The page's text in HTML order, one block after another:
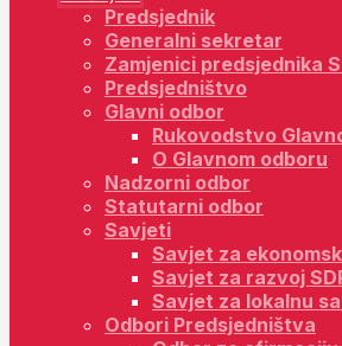
Predsjednik
Generalni sekretar
Zamjenici predsjednika
Predsjedništvo
Glavni odbor
Rukovodstvo
O Glavnom odboru
Nadzorni odbor
Statutarni odbor
Savjeti
Savjet za
Savjet za razvoj
Savjet za lokalnu
Odbori Predsjedništva